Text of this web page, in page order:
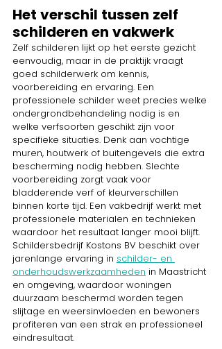
Het verschil tussen zelf
schilderen en vakwerk
Zelf schilderen lijkt op het eerste gezicht
eenvoudig, maar in de praktijk vraagt
goed schilderwerk om kennis,
voorbereiding en ervaring. Een
professionele schilder weet precies welke
ondergrondbehandeling nodig is en
welke verfsoorten geschikt zijn voor
specifieke situaties. Denk aan vochtige
muren, houtwerk of buitengevels die extra
bescherming nodig hebben. Slechte
voorbereiding zorgt vaak voor
bladderende verf of kleurverschillen
binnen korte tijd. Een vakbedrijf werkt met
professionele materialen en technieken
waardoor het resultaat langer mooi blijft.
Schildersbedrijf Kostons BV beschikt over
jarenlange ervaring in schilder- en
onderhoudswerkzaamheden in Maastricht
en omgeving, waardoor woningen
duurzaam beschermd worden tegen
slijtage en weersinvloeden en bewoners
profiteren van een strak en professioneel
eindresultaat.